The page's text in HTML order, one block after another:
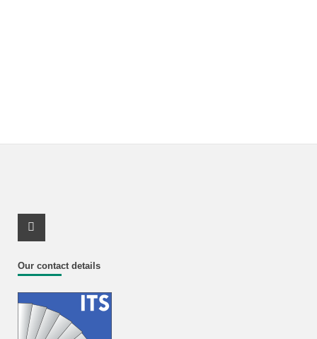
Our contact details
Youtube Profile